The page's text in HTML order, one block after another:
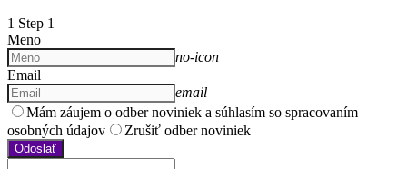
1 Step 1
Meno
no-icon
Email
email
Mám záujem o odber noviniek a súhlasím so spracovaním
osobných údajov
Zrušiť odber noviniek
Odoslať